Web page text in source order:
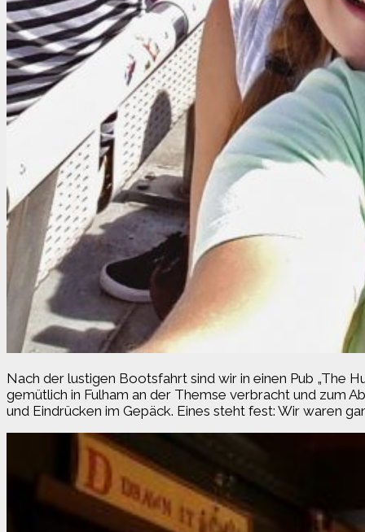
Nach der lustigen Bootsfahrt sind wir in einen Pub „The
gemütlich in Fulham an der Themse verbracht und zum
und Eindrücken im Gepäck. Eines steht fest: Wir waren